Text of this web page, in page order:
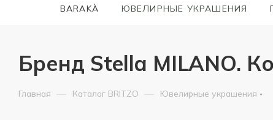
BARAKÀ ЮВЕЛИРНЫЕ УКРАШЕНИЯ
Бренд Stella MILANO.
Главная — Каталог BRITZO — Ювелирные украшения